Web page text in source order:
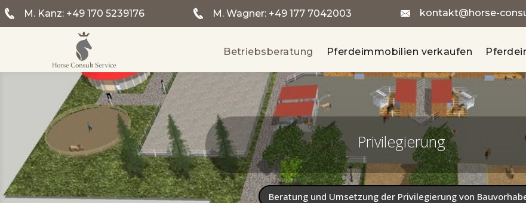
M. Kanz: +49 170 5239176 M. Wagner: +49 177 7042003 kontakt@horse-
Betriebsberatung Pferdeimmobilien verkaufen
Privilegierung
Beratung und Umsetzung der Privilegierung von